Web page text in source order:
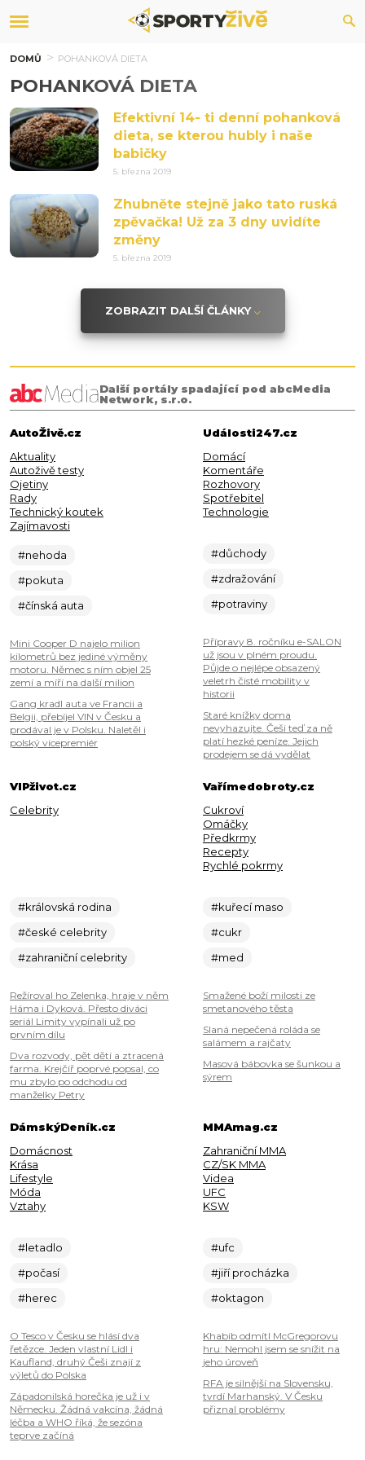
DOMŮ POHANKOVÁ DIETA
POHANKOVÁ DIETA
Efektivní 14- ti denní pohanková
dieta, se kterou hubly i naše
babičky
5. března 2019
Zhubněte stejně jako tato ruská
zpěvačka! Už za 3 dny uvidíte
změny
5. března 2019
ZOBRAZIT DALŠÍ ČLÁNKY
Další portály spadající pod abcMedia
Network, s.r.o.
AutoŽivě.cz
Aktuality
Autoživě testy
Ojetiny
Rady
Technický koutek
Zajímavosti
#nehoda
#pokuta
#čínská auta
Mini Cooper D najelo milion
kilometrů bez jediné výměny
motoru. Němec s ním objel 25
zemí a míří na další milion
Gang kradl auta ve Francii a
Belgii, přebíjel VIN v Česku a
prodával je v Polsku. Naletěl i
polský vicepremiér
Události247.cz
Domácí
Komentáře
Rozhovory
Spotřebitel
Technologie
#důchody
#zdražování
#potraviny
Přípravy 8. ročníku e-SALON
už jsou v plném proudu.
Půjde o nejlépe obsazený
veletrh čisté mobility v
historii
Staré knížky doma
nevyhazujte. Češi teď za ně
platí hezké peníze. Jejich
prodejem se dá vydělat
VIPživot.cz
Celebrity
#královská rodina
#české celebrity
#zahraniční celebrity
Režíroval ho Zelenka, hraje v něm
Háma i Dyková. Přesto diváci
seriál Limity vypínali už po
prvním dílu
Dva rozvody, pět dětí a ztracená
farma. Krejčíř poprvé popsal, co
mu zbylo po odchodu od
manželky Petry
Vařímedobroty.cz
Cukroví
Omáčky
Předkrmy
Recepty
Rychlé pokrmy
#kuřecí maso
#cukr
#med
Smažené boží milosti ze
smetanového těsta
Slaná nepečená roláda se
salámem a rajčaty
Masová bábovka se šunkou a
sýrem
DámskýDeník.cz
Domácnost
Krása
Lifestyle
Móda
Vztahy
#letadlo
#počasí
#herec
O Tesco v Česku se hlásí dva
řetězce. Jeden vlastní Lidl i
Kaufland, druhý Češi znají z
výletů do Polska
Západonilská horečka je už i v
Německu. Žádná vakcína, žádná
léčba a WHO říká, že sezóna
teprve začíná
MMAmag.cz
Zahraniční MMA
CZ/SK MMA
Videa
UFC
KSW
#ufc
#jiří procházka
#oktagon
Khabib odmítl McGregorovu
hru: Nemohl jsem se snížit na
jeho úroveň
RFA je silnější na Slovensku,
tvrdí Marhanský. V Česku
přiznal problémy